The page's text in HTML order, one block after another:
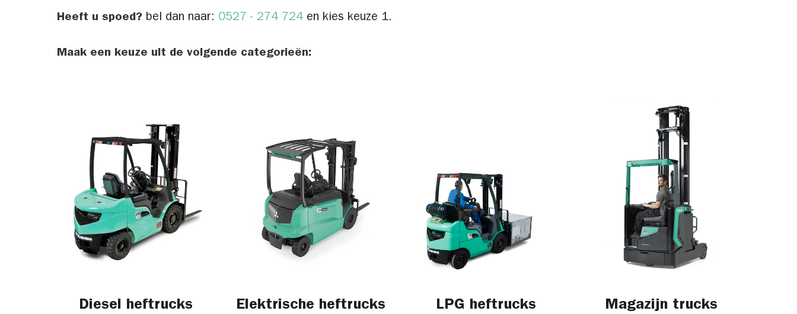
Heeft u spoed? bel dan naar: 0527 - 274 724 en kies keuze 1.
Maak een keuze uit de volgende categorieën:
Diesel heftrucks Elektrische heftrucks LPG heftrucks Magazijn trucks